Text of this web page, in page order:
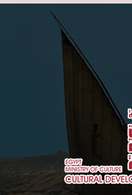
Skip to main content